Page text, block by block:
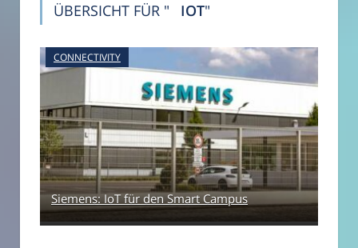
ÜBERSICHT FÜR " IOT"
CONNECTIVITY
Siemens: IoT für den Smart Campus